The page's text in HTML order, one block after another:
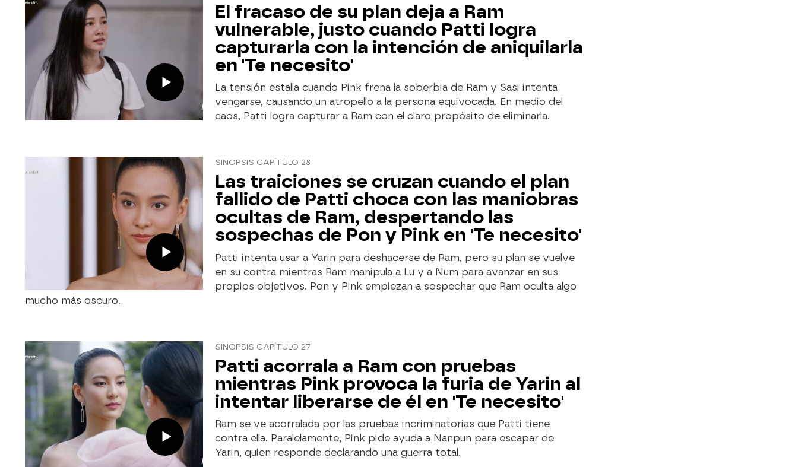
El fracaso de su plan deja a Ram
vulnerable, justo cuando Patti logra
capturarla con la intención de aniquilarla
en 'Te necesito'
La tensión estalla cuando Pink frena la soberbia de Ram y Sasi intenta
vengarse, causando un atropello a la persona equivocada. En medio del
caos, Patti logra capturar a Ram con el claro propósito de eliminarla.
SINOPSIS CAPÍTULO 28
Las traiciones se cruzan cuando el plan
fallido de Patti choca con las maniobras
ocultas de Ram, despertando las
sospechas de Pon y Pink en 'Te necesito'
Patti intenta usar a Yarin para deshacerse de Ram, pero su plan se vuelve
en su contra mientras Ram manipula a Lu y a Num para avanzar en sus
propios objetivos. Pon y Pink empiezan a sospechar que Ram oculta algo
mucho más oscuro.
SINOPSIS CAPÍTULO 27
Patti acorrala a Ram con pruebas
mientras Pink provoca la furia de Yarin al
intentar liberarse de él en 'Te necesito'
Ram se ve acorralada por las pruebas incriminatorias que Patti tiene
contra ella. Paralelamente, Pink pide ayuda a Nanpun para escapar de
Yarin, quien responde declarando una guerra total.